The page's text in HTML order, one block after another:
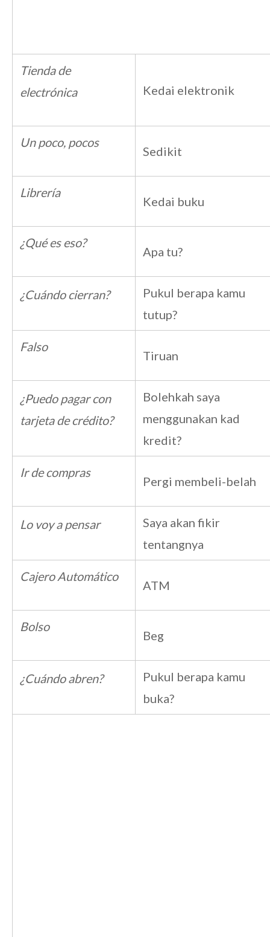
Tienda de
electrónica
Kedai elektronik
Un poco, pocos
Sedikit
Librería
Kedai buku
¿Qué es eso?
Apa tu?
¿Cuándo cierran?
Pukul berapa kamu
tutup?
Falso
Tiruan
¿Puedo pagar con
tarjeta de crédito?
Bolehkah saya
menggunakan kad
kredit?
Ir de compras
Pergi membeli-belah
Lo voy a pensar
Saya akan fikir
tentangnya
Cajero Automático
ATM
Bolso
Beg
¿Cuándo abren?
Pukul berapa kamu
buka?